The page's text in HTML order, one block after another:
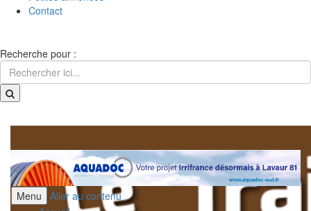
Contact
Recherche pour :
Menu
Aller au contenu